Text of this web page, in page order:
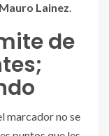
Mauro Lainez.
de
marcador no se